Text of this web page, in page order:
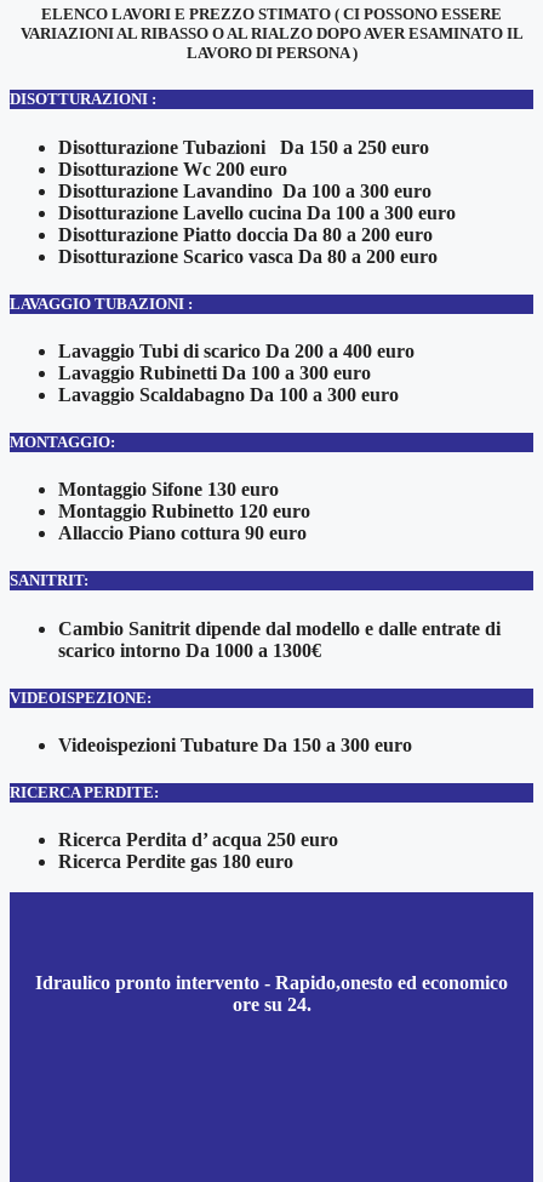
ELENCO LAVORI E PREZZO STIMATO ( CI POSSONO ESSERE
VARIAZIONI AL RIBASSO O AL RIALZO DOPO AVER ESAMINATO IL
LAVORO DI PERSONA )
DISOTTURAZIONI :
Disotturazione Tubazioni Da 150 a 250 euro
Disotturazione Wc 200 euro
Disotturazione Lavandino Da 100 a 300 euro
Disotturazione Lavello cucina Da 100 a 300 euro
Disotturazione Piatto doccia Da 80 a 200 euro
Disotturazione Scarico vasca Da 80 a 200 euro
LAVAGGIO TUBAZIONI :
Lavaggio Tubi di scarico Da 200 a 400 euro
Lavaggio Rubinetti Da 100 a 300 euro
Lavaggio Scaldabagno Da 100 a 300 euro
MONTAGGIO:
Montaggio Sifone 130 euro
Montaggio Rubinetto 120 euro
Allaccio Piano cottura 90 euro
SANITRIT:
Cambio Sanitrit dipende dal modello e dalle entrate di
scarico intorno Da 1000 a 1300€
VIDEOISPEZIONE:
Videoispezioni Tubature Da 150 a 300 euro
RICERCA PERDITE:
Ricerca Perdita d’ acqua 250 euro
Ricerca Perdite gas 180 euro
Idraulico pronto intervento - Rapido,onesto ed economico
ore su 24.